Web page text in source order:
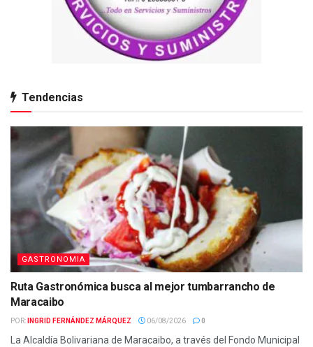
Tendencias
GASTRONOMIA
Ruta Gastronómica busca al mejor tumbarrancho de
Maracaibo
POR: INGRID FERNÁNDEZ MÁRQUEZ 06/08/2026 0
La Alcaldía Bolivariana de Maracaibo, a través del Fondo Municipal